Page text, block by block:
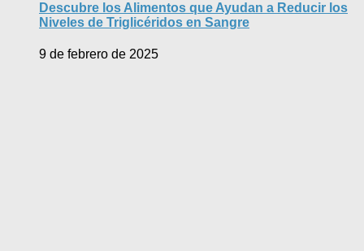
Descubre los Alimentos que Ayudan a Reducir los
Niveles de Triglicéridos en Sangre
9 de febrero de 2025